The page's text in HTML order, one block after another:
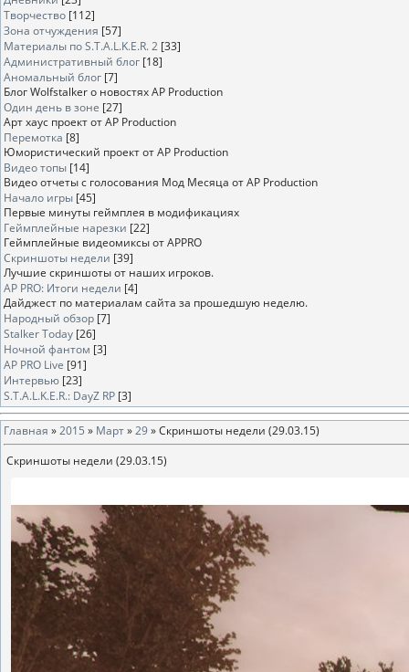
Творчество [112]
Зона отчуждения [57]
Материалы по S.T.A.L.K.E.R. 2 [33]
Административный блог [18]
Аномальный блог [7]
Блог Wolfstalker о новостях AP Production
Один день в зоне [27]
Арт хаус проект от AP Production
Перемотка [8]
Юмористический проект от AP Production
Видео топы [14]
Видео отчеты с голосования Мод Месяца от AP Production
Начало игры [45]
Первые минуты геймплея в модификациях
Геймплейные нарезки [22]
Геймплейные видеомиксы от APPRO
Скриншоты недели [39]
Лучшие скриншоты от наших игроков.
AP PRO: Итоги недели [4]
Дайджест по материалам сайта за прошедшую неделю.
Народный обзор [7]
Stalker Today [26]
Ночной фантом [3]
AP PRO Live [91]
Интервью [23]
S.T.A.L.K.E.R.: DayZ RP [3]
Главная »2015 » Март»29» Скриншоты недели (29.03.15)
Скриншоты недели (29.03.15)